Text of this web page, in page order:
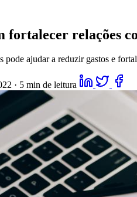
fortalecer relações
ajudar a reduzir gastos e
· 5 min de leitura